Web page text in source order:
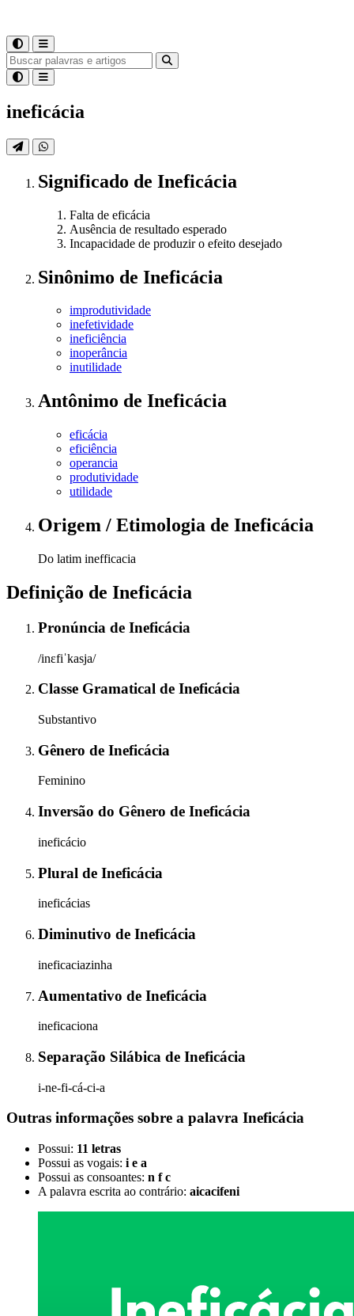
ineficácia
Significado de Ineficácia
Falta de eficácia
Ausência de resultado esperado
Incapacidade de produzir o efeito desejado
Sinônimo de Ineficácia
improdutividade
inefetividade
ineficiência
inoperância
inutilidade
Antônimo de Ineficácia
eficácia
eficiência
operancia
produtividade
utilidade
Origem / Etimologia de Ineficácia
Do latim inefficacia
Definição de Ineficácia
Pronúncia de Ineficácia
/inɛfiˈkasja/
Classe Gramatical de Ineficácia
Substantivo
Gênero de Ineficácia
Feminino
Inversão do Gênero de Ineficácia
ineficácio
Plural de Ineficácia
ineficácias
Diminutivo de Ineficácia
ineficaciazinha
Aumentativo de Ineficácia
ineficaciona
Separação Silábica de Ineficácia
i-ne-fi-cá-ci-a
Outras informações sobre a palavra Ineficácia
Possui: 11 letras
Possui as vogais: i e a
Possui as consoantes: n f c
A palavra escrita ao contrário: aicacifeni